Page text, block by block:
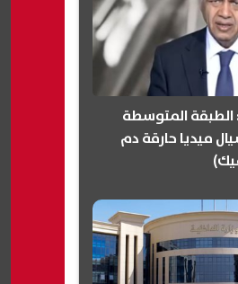
المتوسطة
ميديا حارقة دم